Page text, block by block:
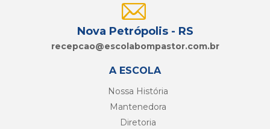
Nova Petrópolis - RS
recepcao@escolabompastor.com.br
A ESCOLA
Nossa História
Mantenedora
Diretoria